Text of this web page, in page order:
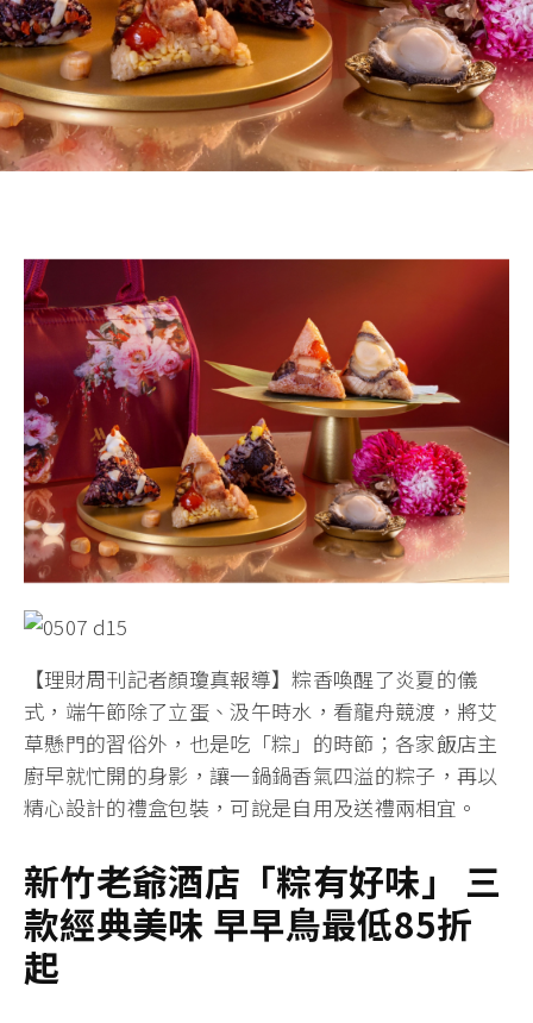
【理財周刊記者顏瓊真報導】粽香喚醒了炎夏的儀
式，端午節除了立蛋、汲午時水，看龍舟競渡，將艾
草懸門的習俗外，也是吃「粽」的時節；各家飯店主
廚早就忙開的身影，讓一鍋鍋香氣四溢的粽子，再以
精心設計的禮盒包裝，可說是自用及送禮兩相宜。
新竹老爺酒店「粽有好味」 三
款經典美味 早早鳥最低85折
起